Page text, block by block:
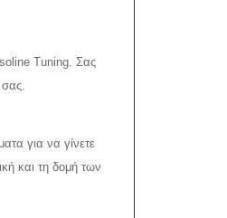
Tuning. Σας
σας.
για να γίνετε
και τη δομή των